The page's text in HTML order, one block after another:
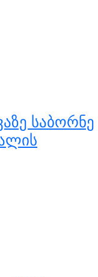
საბორნე